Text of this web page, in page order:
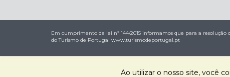
Em cumprimento da lei nº 144/2015 informamos que para a
do Turismo de Portugal www.turismodeportugal.pt
Graçatur - Agência de Viagens e Turismo, S.A. | RNAVT nº
Ao utilizar o nosso site, você